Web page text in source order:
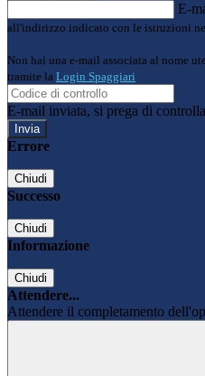
E-
all'indirizzo indicato con le istruzioni
Non hai una e-mail associata al nome
tramite la Login Spaggiari
E-mail inviata, si prega di
Errore
Chiudi
Successo
Chiudi
Informazione
Chiudi
Attendere...
Attendere il completamento